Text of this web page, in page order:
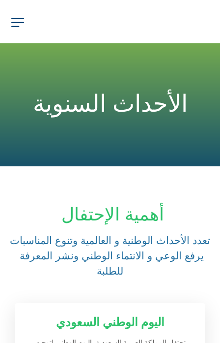
الأحداث السنوية
أهمية الإحتفال
تعدد الأحداث الوطنية و العالمية وتنوع المناسبات
للطلبة
اليوم الوطني السعودي